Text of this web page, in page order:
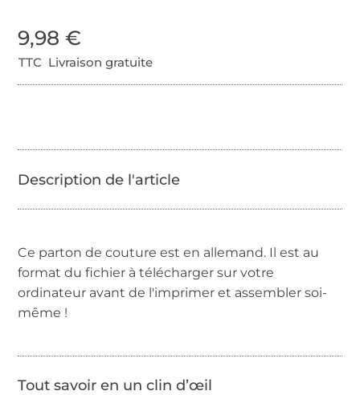
9,98 €
TTC Livraison gratuite
Ce parton de couture est en allemand. Il est au
format du fichier à télécharger sur votre
ordinateur avant de l'imprimer et assembler soi-
même !
Tout savoir en un clin d’œil